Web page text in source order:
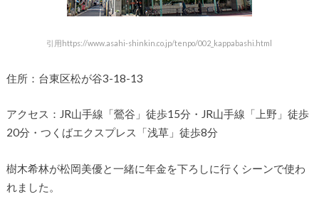
引用https://www.asahi-shinkin.co.jp/tenpo/002_kappabashi.html
住所：台東区松が谷3-18-13
アクセス：JR山手線「鶯谷」徒歩15分・JR山手線「上野」徒歩
20分・つくばエクスプレス「浅草」徒歩8分
樹木希林が松岡美優と一緒に年金を下ろしに行くシーンで使わ
れました。